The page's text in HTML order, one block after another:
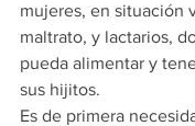
mujeres, en situación
maltrato, y lactarios,
pueda alimentar y
sus hijitos.
Es de primera